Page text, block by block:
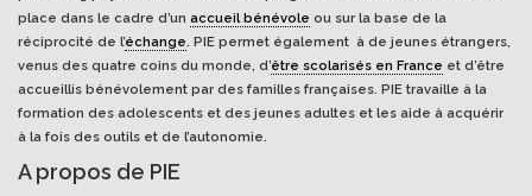
place dans le cadre d’un accueil bénévole ou sur la base de la
réciprocité de l’échange. PIE permet également à de jeunes étrangers,
venus des quatre coins du monde, d’être scolarisés en France et d’être
accueillis bénévolement par des familles françaises. PIE travaille à la
formation des adolescents et des jeunes adultes et les aide à acquérir
à la fois des outils et de l’autonomie.
A propos de PIE